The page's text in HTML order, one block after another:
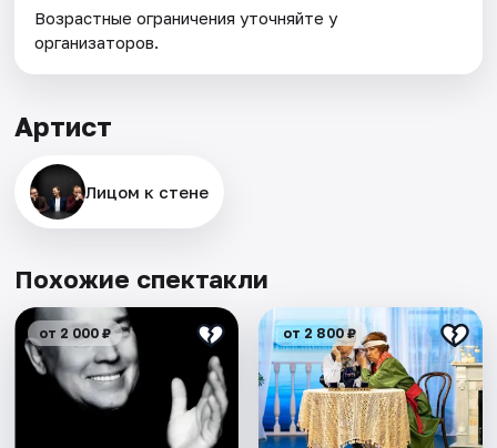
Возрастные ограничения уточняйте у
организаторов.
Артист
Лицом к стене
Похожие спектакли
от 2 000 ₽ от 2 800 ₽